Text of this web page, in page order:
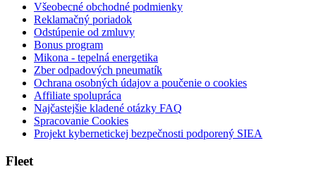
Všeobecné obchodné podmienky
Reklamačný poriadok
Odstúpenie od zmluvy
Bonus program
Mikona - tepelná energetika
Zber odpadových pneumatík
Ochrana osobných údajov a poučenie o cookies
Affiliate spolupráca
Najčastejšie kladené otázky FAQ
Spracovanie Cookies
Projekt kybernetickej bezpečnosti podporený SIEA
Fleet